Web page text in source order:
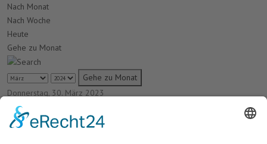
Nach Monat
Nach Woche
Heute
Gehe zu Monat
Gehe zu Monat
Donnerstag, 30. März 2023
Es wurden keine Events gefunden
Termine